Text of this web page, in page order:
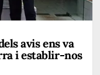
avis ens va
i establir-nos